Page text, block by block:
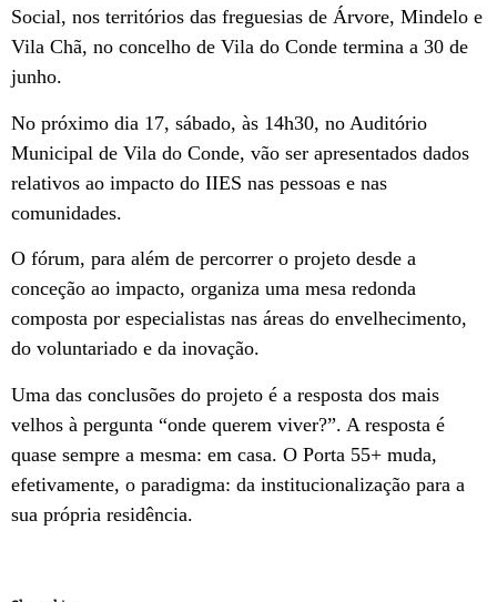
Social, nos territórios das freguesias de Árvore, Mindelo e
Vila Chã, no concelho de Vila do Conde termina a 30 de
junho.
No próximo dia 17, sábado, às 14h30, no Auditório
Municipal de Vila do Conde, vão ser apresentados dados
relativos ao impacto do IIES nas pessoas e nas
comunidades.
O fórum, para além de percorrer o projeto desde a
conceção ao impacto, organiza uma mesa redonda
composta por especialistas nas áreas do envelhecimento,
do voluntariado e da inovação.
Uma das conclusões do projeto é a resposta dos mais
velhos à pergunta “onde querem viver?”. A resposta é
quase sempre a mesma: em casa. O Porta 55+ muda,
efetivamente, o paradigma: da institucionalização para a
sua própria residência.